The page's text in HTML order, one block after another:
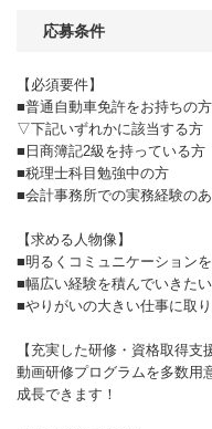
応募条件
【必須要件】
■普通自動車免許をお持ちの方
▽下記いずれかに該当する方
■日商簿記2級を持っている方
■税理士科目勉強中の方
■会計事務所での実務経験の
【求める人物像】
■明るくコミュニケーション
■幅広い経験を積んでいきた
■やりがいの大きい仕事に取
【充実した研修・資格取得支
動画研修プログラムを多数用
成長できます！